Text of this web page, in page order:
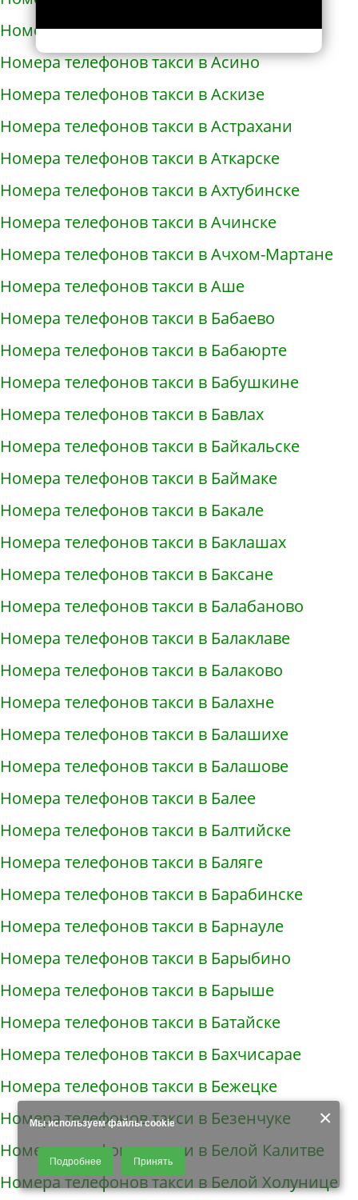
×
Мы используем файлы cookie
Продолжая использовать наш сайт, Вы даете согласие на обработку
файлов - COOKIES, пользовательских данных (файлы-cookies, IP-адрес,
данные об идентификаторе браузера, дата и время осуществления
доступа к сайту, история поисковых запросов) для сбора аналитической и
Подробнее Принять
Номера телефонов такси в Асбесте
Номера телефонов такси в Асино
Номера телефонов такси в Аскизе
Номера телефонов такси в Астрахани
Номера телефонов такси в Аткарске
Номера телефонов такси в Ахтубинске
Номера телефонов такси в Ачинске
Номера телефонов такси в Ачхом-Мартане
Номера телефонов такси в Аше
Номера телефонов такси в Бабаево
Номера телефонов такси в Бабаюрте
Номера телефонов такси в Бабушкине
Номера телефонов такси в Бавлах
Номера телефонов такси в Байкальске
Номера телефонов такси в Баймаке
Номера телефонов такси в Бакале
Номера телефонов такси в Баклашах
Номера телефонов такси в Баксане
Номера телефонов такси в Балабаново
Номера телефонов такси в Балаклаве
Номера телефонов такси в Балаково
Номера телефонов такси в Балахне
Номера телефонов такси в Балашихе
Номера телефонов такси в Балашове
Номера телефонов такси в Балее
Номера телефонов такси в Балтийске
Номера телефонов такси в Баляге
Номера телефонов такси в Барабинске
Номера телефонов такси в Барнауле
Номера телефонов такси в Барыбино
Номера телефонов такси в Барыше
Номера телефонов такси в Батайске
Номера телефонов такси в Бахчисарае
Номера телефонов такси в Бежецке
Номера телефонов такси в Безенчуке
Номера телефонов такси в Белой Калитве
Номера телефонов такси в Белой Холунице